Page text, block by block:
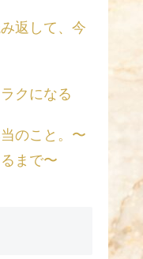
返して、今
クになる
のこと。〜
まで〜